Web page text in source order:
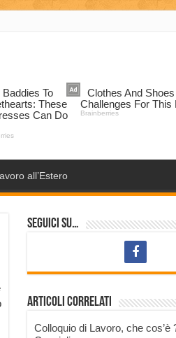
all’Estero
Seguici su…
Articoli correlati
Colloquio di Lavoro, che cos’è